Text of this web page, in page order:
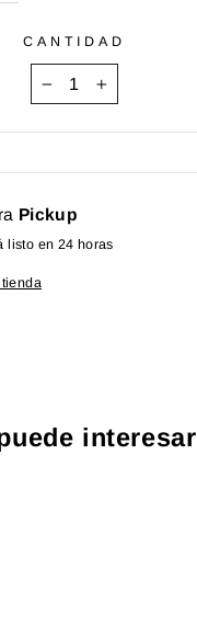
CANTIDAD
Pickup
listo en 24 horas
interesar